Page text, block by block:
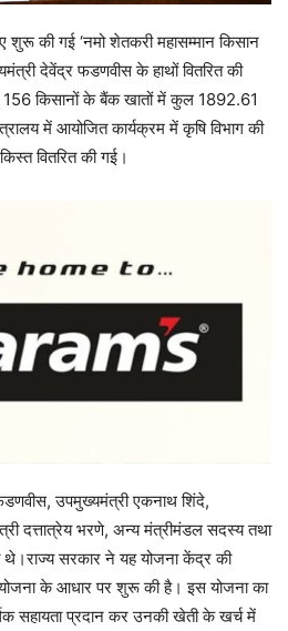
शुरू की गई ‘नमो शेतकरी महासम्मान किसान
देवेंद्र फडणवीस के हाथों वितरित की
किसानों के बैंक खातों में कुल 1892.61
में आयोजित कार्यक्रम में कृषि विभाग की
वितरित की गई।
उपमुख्यमंत्री एकनाथ शिंदे,
दत्तात्रेय भरणे, अन्य मंत्रीमंडल सदस्य तथा
सरकार ने यह योजना केंद्र की
योजना के आधार पर शुरू की है। इस योजना का
सहायता प्रदान कर उनकी खेती के खर्च में